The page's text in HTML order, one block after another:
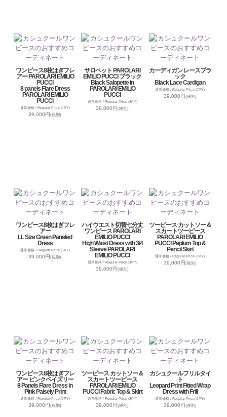
ワンピース8枚はぎフレ
アー PAROLARI EMILIO
PUCCI
8 panels Flare Dress
PAROLARI EMILIO
PUCCI
通常価格 / Regular Price (JPY)
39,000円(税別)
サロペット PAROLARI
EMILIO PUCCI ブラック
Black Salopette in
PAROLARI EMILIO
PUCCI
通常価格 / Regular Price (JPY)
39,000円(税別)
カーディガン レースブラ
ック
Black Lace Cardigan
通常価格 / Regular Price (JPY)
39,000円(税別)
ワンピース8枚はぎフレ
アー
LL Size Green Paneled
Dress
通常価格 / Regular Price (JPY)
39,000円(税別)
ハイウエスト切替七分丈
ワンピース PAROLARI
EMILIO PUCCI
High Waist Dress with 3/4
Sleeve PAROLARI
EMILIO PUCCI
通常価格 / Regular Price (JPY)
39,000円(税別)
ツーピース カットソー＆
スカートツーピース
PAROLARI EMILIO
PUCCI Peplum Top &
Pencil Skirt
通常価格 / Regular Price (JPY)
39,000円(税別)
ワンピース8枚はぎフレ
アー ピンクペイズリー
8 Panels Flare Dress in
Pink Paisely Print
通常価格 / Regular Price (JPY)
39,000円(税別)
ツーピース カットソー＆
スカートツーピース
PAROLARI EMILIO
PUCCI Fabric Top & Skirt
通常価格 / Regular Price (JPY)
39,000円(税別)
カシュクールフリルタイ
ト
Leopard Print Fitted Wrap
Dress with Frill
通常価格 / Regular Price (JPY)
39,000円(税別)